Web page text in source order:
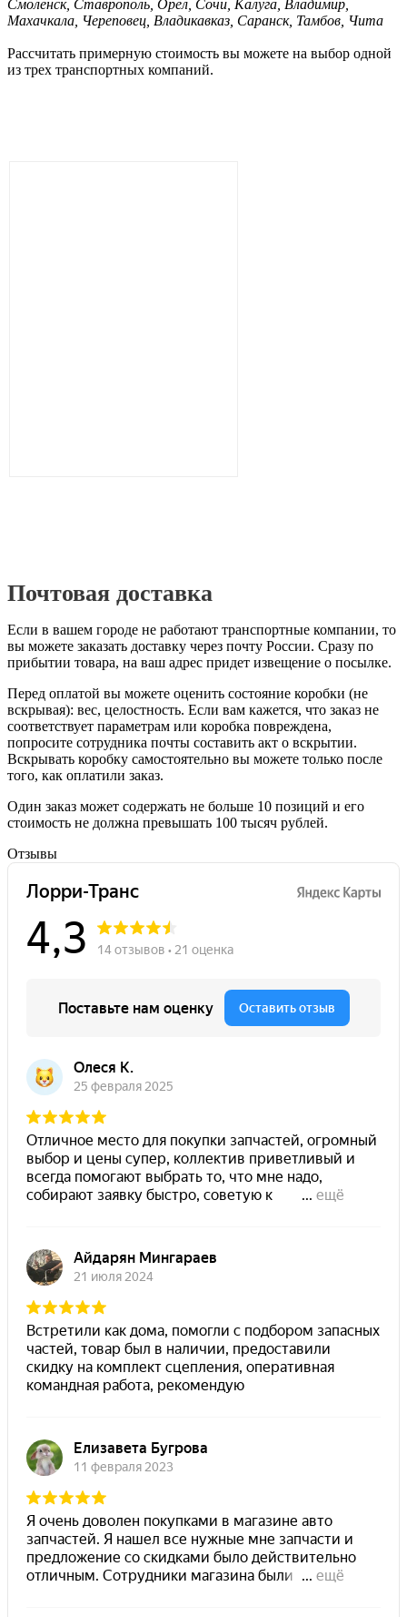
Смоленск, Ставрополь, Орел, Сочи, Калуга, Владимир,
Махачкала, Череповец, Владикавказ, Саранск, Тамбов, Чита
Рассчитать примерную стоимость вы можете на выбор одной
из трех транспортных компаний.
Почтовая доставка
Если в вашем городе не работают транспортные компании, то
вы можете заказать доставку через почту России. Сразу по
прибытии товара, на ваш адрес придет извещение о посылке.
Перед оплатой вы можете оценить состояние коробки (не
вскрывая): вес, целостность. Если вам кажется, что заказ не
соответствует параметрам или коробка повреждена,
попросите сотрудника почты составить акт о вскрытии.
Вскрывать коробку самостоятельно вы можете только после
того, как оплатили заказ.
Один заказ может содержать не больше 10 позиций и его
стоимость не должна превышать 100 тысяч рублей.
Отзывы